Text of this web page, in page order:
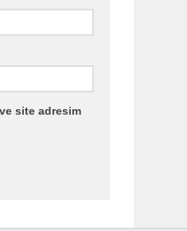
site adresim